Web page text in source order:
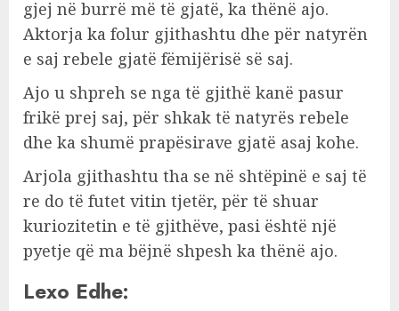
gjej në burrë më të gjatë, ka thënë ajo.
Aktorja ka folur gjithashtu dhe për natyrën
e saj rebele gjatë fëmijërisë së saj.
Ajo u shpreh se nga të gjithë kanë pasur
frikë prej saj, për shkak të natyrës rebele
dhe ka shumë prapësirave gjatë asaj kohe.
Arjola gjithashtu tha se në shtëpinë e saj të
re do të futet vitin tjetër, për të shuar
kuriozitetin e të gjithëve, pasi është një
pyetje që ma bëjnë shpesh ka thënë ajo.
Lexo Edhe: